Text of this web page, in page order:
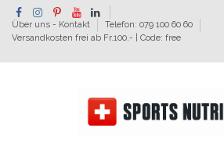
Über uns - Kontakt
Telefon: 079 100 60 60
Versandkosten frei ab Fr.100.- | Code: free